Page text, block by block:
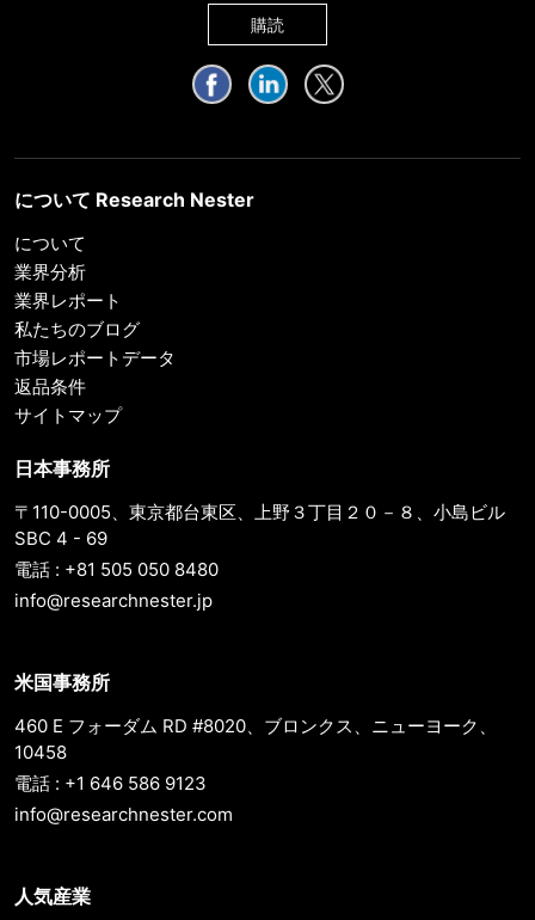
購読
について Research Nester
について
業界分析
業界レポート
私たちのブログ
市場レポートデータ
返品条件
サイトマップ
日本事務所
〒110-0005、東京都台東区、上野３丁目２０－８、小島ビル
SBC 4 - 69
電話 : +81 505 050 8480
info@researchnester.jp
米国事務所
460 E フォーダム RD #8020、ブロンクス、ニューヨーク、
10458
電話 : +1 646 586 9123
info@researchnester.com
人気産業